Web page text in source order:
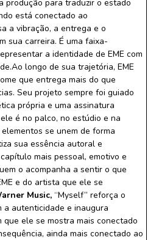
produção para traduzir o estado
está conectado ao
a vibração, a entrega e o
sua carreira. É uma faixa-
a identidade de EME com
longo de sua trajetória, EME
que entrega mais do que
Seu projeto sempre foi guiado
própria e uma assinatura
é no palco, no estúdio e na
se unem de forma
sua essência autoral e
mais pessoal, emotivo e
o acompanha a sentir o que
e do artista que ele se
Music, “Myself” reforça o
a autenticidade e inaugura
ele se mostra mais conectado
ainda mais conectado ao